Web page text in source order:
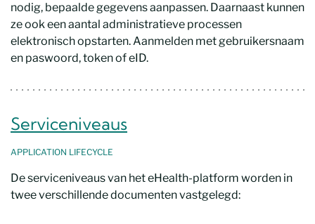
nodig, bepaalde gegevens aanpassen. Daarnaast kunnen
ze ook een aantal administratieve processen
elektronisch opstarten. Aanmelden met gebruikersnaam
en paswoord, token of eID.
Serviceniveaus
APPLICATION LIFECYCLE
De serviceniveaus van het eHealth-platform worden in
twee verschillende documenten vastgelegd: